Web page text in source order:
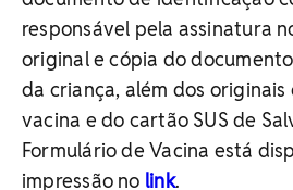
responsável pela assinatura
original e cópia do
da criança, além dos
vacina e do cartão SUS de
Formulário de Vacina está
impressão no link.